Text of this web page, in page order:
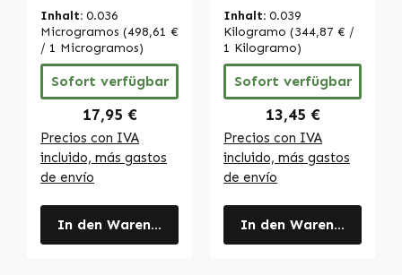
con ácido
pantoténico,
vitaminas B6 y
B12 - para la
función
psicológica, el
sistema nervioso,
la energía y más
- vegano |
Warnke
Vitalstoffe
Inhalt: 0.036
Microgramos (498,61 €
/ 1 Microgramos)
Sofort verfügbar
Regulärer Preis:
17,95 €
Precios con IVA
incluido, más gastos
de envío
In den Warenkorb
fácil de tragar -
alta dosis y
vegano | Warnke
Vitalstoffe
Inhalt: 0.039
Kilogramo (344,87 € /
1 Kilogramo)
Sofort verfügbar
Regulärer Preis:
13,45 €
Precios con IVA
incluido, más gastos
de envío
In den Warenkorb